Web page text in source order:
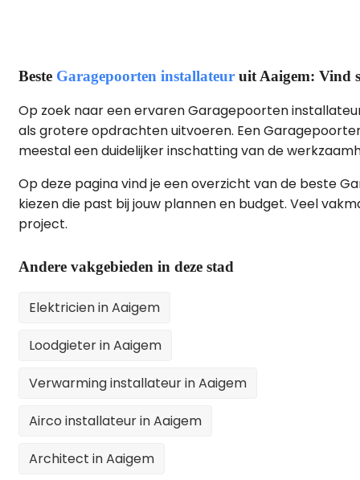
Beste Garagepoorten installateur uit Aaigem: Vind
Op zoek naar een ervaren Garagepoorten
als grotere opdrachten uitvoeren. Een
meestal een duidelijker inschatting van de
Op deze pagina vind je een overzicht van de beste
kiezen die past bij jouw plannen en budget. Veel
project.
Andere vakgebieden in deze stad
Elektricien in Aaigem
Loodgieter in Aaigem
Verwarming installateur in Aaigem
Airco installateur in Aaigem
Architect in Aaigem